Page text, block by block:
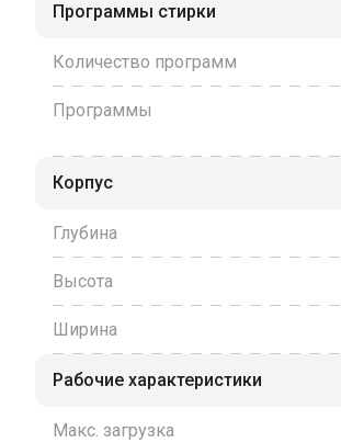
Программы стирки
Количество программ
Программы
Корпус
Глубина
Высота
Ширина
Рабочие характеристики
Макс. загрузка